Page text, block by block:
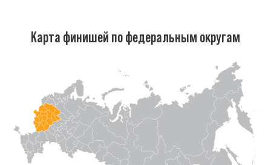
Карта финишей по федеральным округам